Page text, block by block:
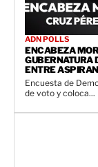
ADN POLLS
ENCABEZA
GUBERNATURA
ENTRE
Encuesta de
de voto y coloca...